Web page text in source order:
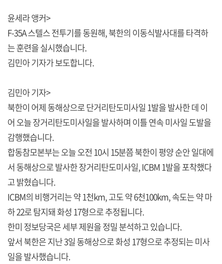
윤세라 앵커>
F-35A 스텔스 전투기를 동원해, 북한의 이동식발사대를 타격하
는 훈련을 실시했습니다.
김민아 기자가 보도합니다.
김민아 기자>
북한이 어제 동해상으로 단거리탄도미사일 1발을 발사한 데 이
어 오늘 장거리탄도미사일을 발사하며 이틀 연속 미사일 도발을
감행했습니다.
합동참모본부는 오늘 오전 10시 15분쯤 북한이 평양 순안 일대에
서 동해상으로 발사한 장거리탄도미사일, ICBM 1발을 포착했다
고 밝혔습니다.
ICBM의 비행거리는 약 1천km, 고도 약 6천100km, 속도는 약 마
하 22로 탐지돼 화성 17형으로 추정됩니다.
한미 정보당국은 세부 제원을 정밀 분석하고 있습니다.
앞서 북한은 지난 3일 동해상으로 화성 17형으로 추정되는 미사
일을 발사했습니다.